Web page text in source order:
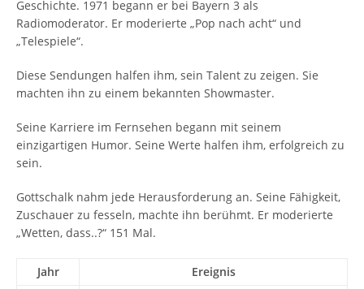
Geschichte. 1971 begann er bei Bayern 3 als
Radiomoderator. Er moderierte „Pop nach acht“ und
„Telespiele“.
Diese Sendungen halfen ihm, sein Talent zu zeigen. Sie
machten ihn zu einem bekannten Showmaster.
Seine Karriere im Fernsehen begann mit seinem
einzigartigen Humor. Seine Werte halfen ihm, erfolgreich zu
sein.
Gottschalk nahm jede Herausforderung an. Seine Fähigkeit,
Zuschauer zu fesseln, machte ihn berühmt. Er moderierte
„Wetten, dass..?“ 151 Mal.
Jahr
Ereignis